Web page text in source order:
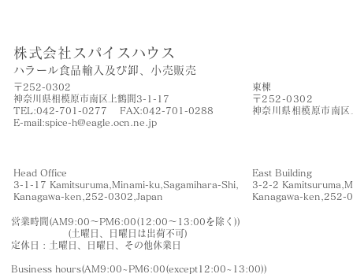
株式会社スパイスハウス
​ハラール食品輸入及び卸、小売販売
〒252-0302
神奈川県相模原市南区上鶴間3-1-17
TEL:042-701-0277 FAX:042-701-0288
​E-mail:spice-h@eagle.ocn.ne.jp
​東棟
〒252-0302
神奈川県相模原市南
Head Office
3-1-17 Kamitsuruma,Minami-ku,Sagamihara-Shi,
​Kanagawa-ken,252-0302,Japan
East Building
3-2-2
​Kanagawa-ken,252-
営業時間(AM9:00〜PM6:00(12:00〜13:00を除く))
(土曜日、日曜日は出荷不可)
定休日 : 土曜日、日曜日、その他休業日
Business hours(AM9:00~PM6:00(except12:00~13:00))